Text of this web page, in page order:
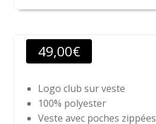
49,00€
Logo club sur veste
100% polyester
Veste avec poches zippées